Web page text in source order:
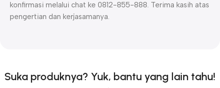
konfirmasi melalui chat ke 0812-855-888. Terima kasih atas
pengertian dan kerjasamanya.
Suka produknya? Yuk, bantu yang lain tahu!